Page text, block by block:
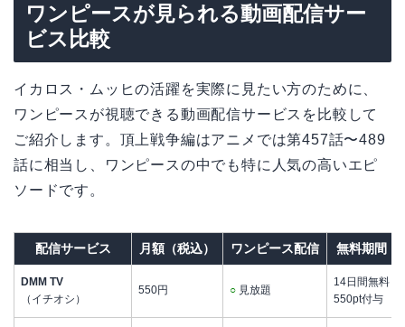
ワンピースが見られる動画配信サー
ビス比較
イカロス・ムッヒの活躍を実際に見たい方のために、
ワンピースが視聴できる動画配信サービスを比較して
ご紹介します。頂上戦争編はアニメでは第457話〜489
話に相当し、ワンピースの中でも特に人気の高いエピ
ソードです。
配信サービス 月額（税込） ワンピース配信 無料期間
DMM TV
（イチオシ）
550円 ○ 見放題
14日間無料
550pt付与